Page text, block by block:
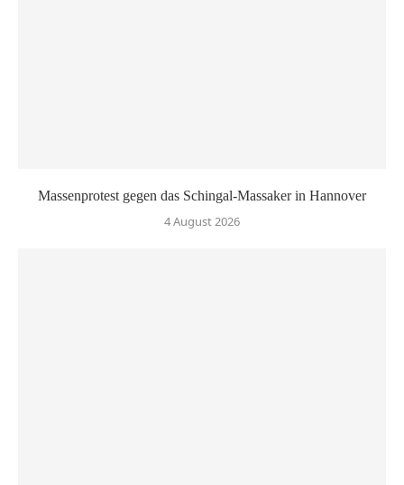
Massenprotest gegen das Schingal-Massaker in Hannover
4 August 2026